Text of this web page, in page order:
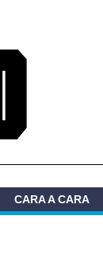
CARA A CARA